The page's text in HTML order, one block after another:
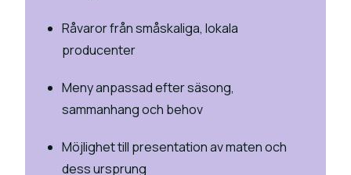
Råvaror från småskaliga, lokala
producenter
Meny anpassad efter säsong,
sammanhang och behov
Möjlighet till presentation av maten och
dess ursprung